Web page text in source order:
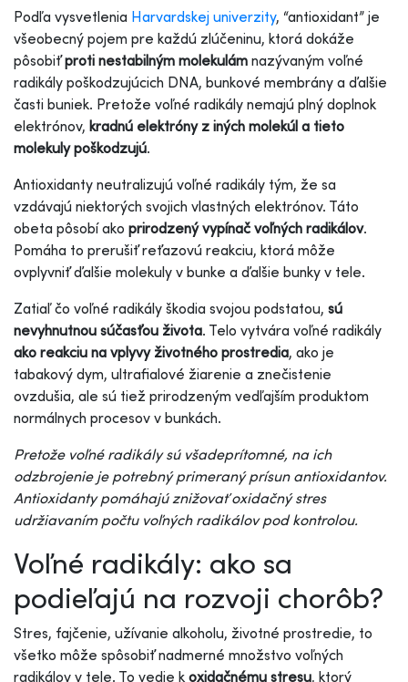
Podľa vysvetlenia Harvardskej univerzity, “antioxidant” je
všeobecný pojem pre každú zlúčeninu, ktorá dokáže
pôsobiťproti nestabilným molekulám nazývaným voľné
radikály poškodzujúcich DNA, bunkové membrány a ďalšie
časti buniek. Pretože voľné radikály nemajú plný doplnok
elektrónov, kradnú elektróny z iných molekúl a tieto
molekuly poškodzujú.
Antioxidanty neutralizujú voľné radikály tým, že sa
vzdávajú niektorých svojich vlastných elektrónov. Táto
obeta pôsobí ako prirodzený vypínač voľných radikálov.
Pomáha to prerušiť reťazovú reakciu, ktorá môže
ovplyvniť ďalšie molekuly v bunke a ďalšie bunky v tele.
Zatiaľ čo voľné radikály škodia svojou podstatou, sú
nevyhnutnou súčasťou života. Telo vytvára voľné radikály
ako reakciu na vplyvy životného prostredia, ako je
tabakový dym, ultrafialové žiarenie a znečistenie
ovzdušia, ale sú tiež prirodzeným vedľajším produktom
normálnych procesov v bunkách.
Pretože voľné radikály sú všadeprítomné, na ich
odzbrojenie je potrebný primeraný prísun antioxidantov.
Antioxidanty pomáhajú znižovať oxidačný stres
udržiavaním počtu voľných radikálov pod kontrolou.
Voľné radikály: ako sa
podieľajú na rozvoji chorôb?
Stres, fajčenie, užívanie alkoholu, životné prostredie, to
všetko môže spôsobiť nadmerné množstvo voľných
radikálov v tele. To vedie k oxidačnému stresu, ktorý